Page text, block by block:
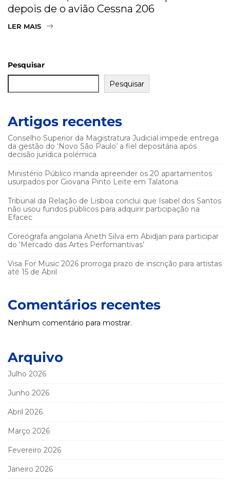
depois de o avião Cessna 206
LER MAIS
Pesquisar
Pesquisar
Artigos recentes
Conselho Superior da Magistratura Judicial impede entrega
da gestão do ‘Novo São Paulo’ a fiel depositária após
decisão jurídica polémica
Ministério Público manda apreender os 20 apartamentos
usurpados por Giovana Pinto Leite em Talatona
Tribunal da Relação de Lisboa conclui que Isabel dos Santos
não usou fundos públicos para adquirir participação na
Efacec
Coreógrafa angolana Aneth Silva em Abidjan para participar
do ‘Mercado das Artes Perfomantivas’
Visa For Music 2026 prorroga prazo de inscrição para artistas
até 15 de Abril
Comentários recentes
Nenhum comentário para mostrar.
Arquivo
Julho 2026
Junho 2026
Abril 2026
Março 2026
Fevereiro 2026
Janeiro 2026